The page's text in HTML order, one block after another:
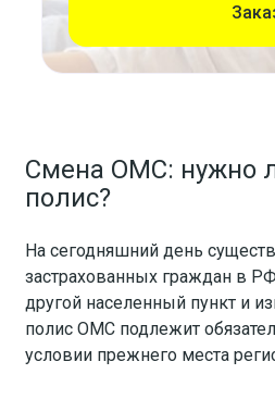
Смена ОМС: нужно
полис?
На сегодняшний день
застрахованных граждан в
другой населенный пункт и
полис ОМС подлежит
условии прежнего места